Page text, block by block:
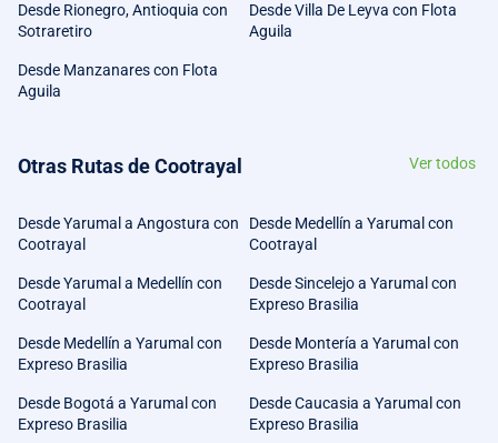
Desde Rionegro, Antioquia con
Sotraretiro
Desde Villa De Leyva con Flota
Aguila
Desde Manzanares con Flota
Aguila
Otras Rutas de Cootrayal Ver todos
Desde Yarumal a Angostura con
Cootrayal
Desde Medellín a Yarumal con
Cootrayal
Desde Yarumal a Medellín con
Cootrayal
Desde Sincelejo a Yarumal con
Expreso Brasilia
Desde Medellín a Yarumal con
Expreso Brasilia
Desde Montería a Yarumal con
Expreso Brasilia
Desde Bogotá a Yarumal con
Expreso Brasilia
Desde Caucasia a Yarumal con
Expreso Brasilia